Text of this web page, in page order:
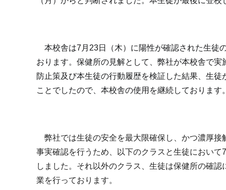
本校舎は7月23日（木）に陽性が確認された生徒
おります。保健所の見解として、弊社が本校舎で
防止策及び本生徒の行動履歴を検証した結果、生
ことでしたので、本校舎の使用を継続しております
弊社では生徒の安全を最大限確保し、かつ濃厚接
事実確認を行うため、以下のクラスと生徒におい
しました。それ以外のクラス、生徒は保健所の確
業を行っております。